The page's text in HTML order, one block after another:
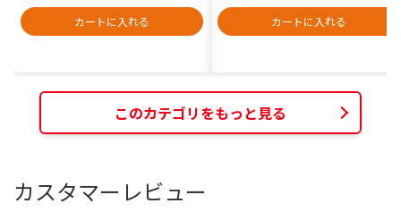
カートに入れる
カートに入れる
このカテゴリをもっと見る
カスタマーレビュー